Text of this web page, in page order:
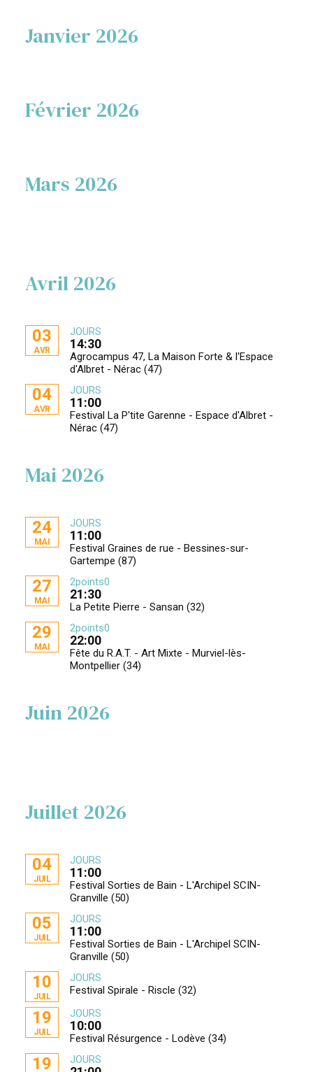
Janvier 2026
Février 2026
Mars 2026
Avril 2026
03
AVR
JOURS
14:30
Agrocampus 47, La Maison Forte & l'Espace
d'Albret - Nérac (47)
04
AVR
JOURS
11:00
Festival La P'tite Garenne - Espace d'Albret -
Nérac (47)
Mai 2026
24
MAI
JOURS
11:00
Festival Graines de rue - Bessines-sur-
Gartempe (87)
27
MAI
2points0
21:30
La Petite Pierre - Sansan (32)
29
MAI
2points0
22:00
Fête du R.A.T. - Art Mixte - Murviel-lès-
Montpellier (34)
Juin 2026
Juillet 2026
04
JUIL
JOURS
11:00
Festival Sorties de Bain - L'Archipel SCIN-
Granville (50)
05
JUIL
JOURS
11:00
Festival Sorties de Bain - L'Archipel SCIN-
Granville (50)
10
JUIL
JOURS
Festival Spirale - Riscle (32)
19
JUIL
JOURS
10:00
Festival Résurgence - Lodève (34)
19 JOURS